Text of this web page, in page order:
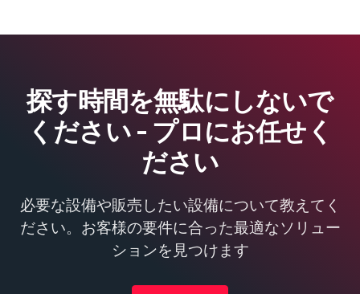
探す時間を無駄にしないで
ください - プロにお任せく
ださい
必要な設備や販売したい設備について教えてく
ださい。お客様の要件に合った最適なソリュー
ションを見つけます